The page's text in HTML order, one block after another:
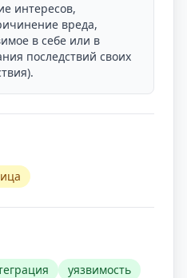
интересов,
вреда,
в себе или в
последствий своих
уязвимость